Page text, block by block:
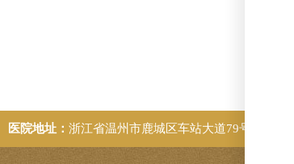
医院地址： 浙江省温州市鹿城区车站大道79号